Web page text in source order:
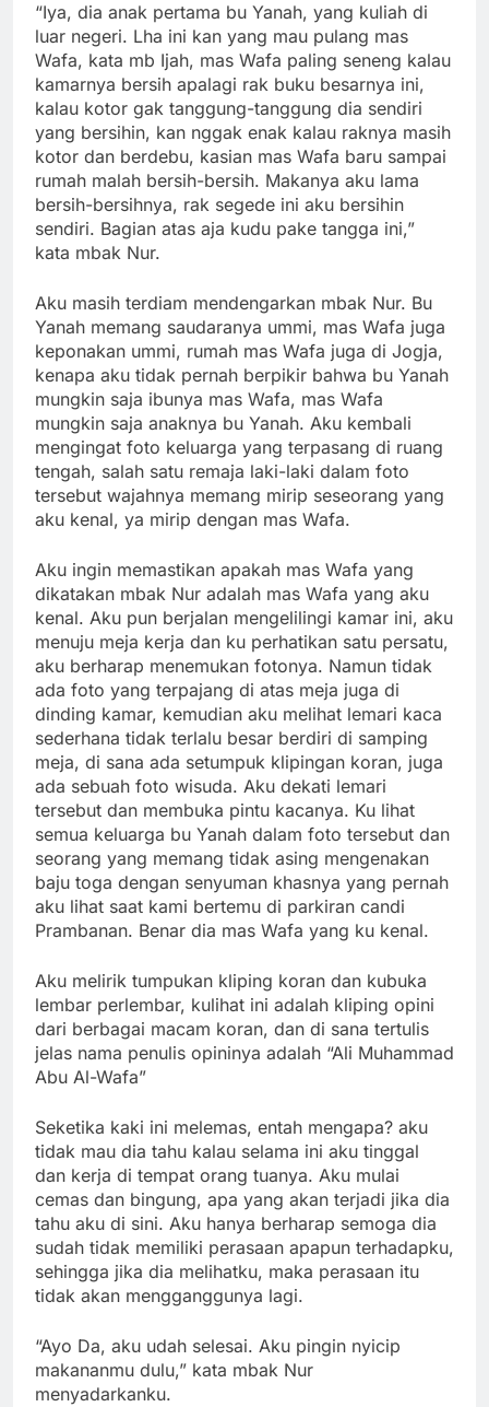
“Iya, dia anak pertama bu Yanah, yang kuliah di
luar negeri. Lha ini kan yang mau pulang mas
Wafa, kata mb Ijah, mas Wafa paling seneng kalau
kamarnya bersih apalagi rak buku besarnya ini,
kalau kotor gak tanggung-tanggung dia sendiri
yang bersihin, kan nggak enak kalau raknya masih
kotor dan berdebu, kasian mas Wafa baru sampai
rumah malah bersih-bersih. Makanya aku lama
bersih-bersihnya, rak segede ini aku bersihin
sendiri. Bagian atas aja kudu pake tangga ini,”
kata mbak Nur.
Aku masih terdiam mendengarkan mbak Nur. Bu
Yanah memang saudaranya ummi, mas Wafa juga
keponakan ummi, rumah mas Wafa juga di Jogja,
kenapa aku tidak pernah berpikir bahwa bu Yanah
mungkin saja ibunya mas Wafa, mas Wafa
mungkin saja anaknya bu Yanah. Aku kembali
mengingat foto keluarga yang terpasang di ruang
tengah, salah satu remaja laki-laki dalam foto
tersebut wajahnya memang mirip seseorang yang
aku kenal, ya mirip dengan mas Wafa.
Aku ingin memastikan apakah mas Wafa yang
dikatakan mbak Nur adalah mas Wafa yang aku
kenal. Aku pun berjalan mengelilingi kamar ini, aku
menuju meja kerja dan ku perhatikan satu persatu,
aku berharap menemukan fotonya. Namun tidak
ada foto yang terpajang di atas meja juga di
dinding kamar, kemudian aku melihat lemari kaca
sederhana tidak terlalu besar berdiri di samping
meja, di sana ada setumpuk klipingan koran, juga
ada sebuah foto wisuda. Aku dekati lemari
tersebut dan membuka pintu kacanya. Ku lihat
semua keluarga bu Yanah dalam foto tersebut dan
seorang yang memang tidak asing mengenakan
baju toga dengan senyuman khasnya yang pernah
aku lihat saat kami bertemu di parkiran candi
Prambanan. Benar dia mas Wafa yang ku kenal.
Aku melirik tumpukan kliping koran dan kubuka
lembar perlembar, kulihat ini adalah kliping opini
dari berbagai macam koran, dan di sana tertulis
jelas nama penulis opininya adalah “Ali Muhammad
Abu Al-Wafa”
Seketika kaki ini melemas, entah mengapa? aku
tidak mau dia tahu kalau selama ini aku tinggal
dan kerja di tempat orang tuanya. Aku mulai
cemas dan bingung, apa yang akan terjadi jika dia
tahu aku di sini. Aku hanya berharap semoga dia
sudah tidak memiliki perasaan apapun terhadapku,
sehingga jika dia melihatku, maka perasaan itu
tidak akan mengganggunya lagi.
“Ayo Da, aku udah selesai. Aku pingin nyicip
makananmu dulu,” kata mbak Nur
menyadarkanku.